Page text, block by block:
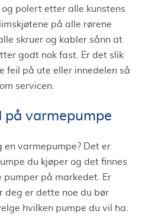
polert etter alle kunstens
på alle rørene
skruer og kabler sånn at
godt nok fast. Er det slik
feil på ute eller innedelen så
servicen.
på varmepumpe
en varmepumpe? Det er
du kjøper og det finnes
pumper på markedet. Er
deg er dette noe du bør
hvilken pumpe du vil ha.